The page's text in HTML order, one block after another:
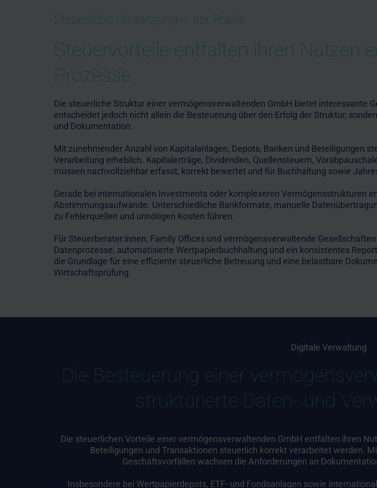
Steuerliche Umsetzung in der Praxis
Steuervorteile entfalten ihren Nutzen
Prozesse
Die steuerliche Struktur einer vermögensverwaltenden GmbH bietet interessante
entscheidet jedoch nicht allein die Besteuerung über den Erfolg der Struktur,
und Dokumentation.
Mit zunehmender Anzahl von Kapitalanlagen, Depots, Banken und Beteiligungen
Verarbeitung erheblich. Kapitalerträge, Dividenden, Quellensteuern,
müssen nachvollziehbar erfasst, korrekt bewertet und für Buchhaltung sowie
Gerade bei internationalen Investments oder komplexeren Vermögensstrukturen
Abstimmungsaufwände. Unterschiedliche Bankformate, manuelle
zu Fehlerquellen und unnötigen Kosten führen.
Für Steuerberater:innen, Family Offices und vermögensverwaltende
Datenprozesse, automatisierte Wertpapierbuchhaltung und ein konsistentes
die Grundlage für eine effiziente steuerliche Betreuung und eine belastbare
Wirtschaftsprüfung.
Digitale Verwaltung
Die Besteuerung einer
strukturierte Daten- und
Die steuerlichen Vorteile einer vermögensverwaltenden GmbH entfalten ihren
Beteiligungen und Transaktionen steuerlich korrekt verarbeitet werden.
Geschäftsvorfällen wachsen die Anforderungen an
Insbesondere bei Wertpapierdepots, ETF- und Fondsanlagen sowie